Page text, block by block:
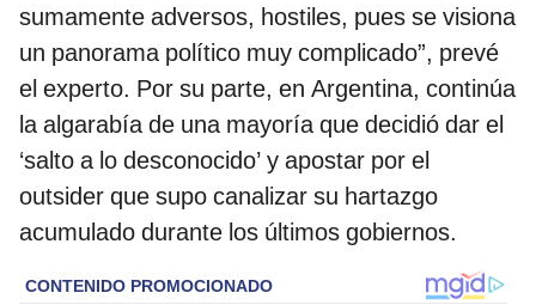
sumamente adversos, hostiles, pues se visiona
un panorama político muy complicado”, prevé
el experto. Por su parte, en Argentina, continúa
la algarabía de una mayoría que decidió dar el
‘salto a lo desconocido’ y apostar por el
outsider que supo canalizar su hartazgo
acumulado durante los últimos gobiernos.